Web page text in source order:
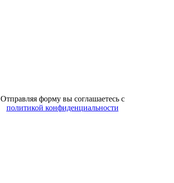
Отправляя форму вы соглашаетесь с
политикой конфиденциальности